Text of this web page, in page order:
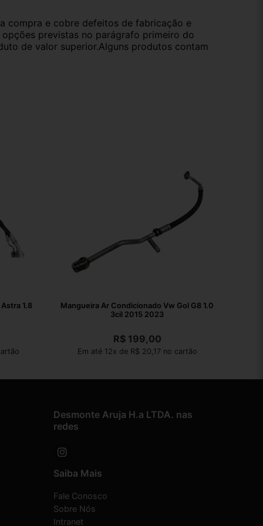
compra e cobre defeitos de fabricação e
previstas no parágrafo primeiro do
de valor superior.Alguns produtos contam
1.8
Mangueira Ar Condicionado Vw Gol G8 1.0
3cil 2015 2023
R$199,00
Em até 12x de R$ 20,17 no cartão
Desmonte Aruja H.a LTDA. nas
redes
Saiba Mais
Fale Conosco
Sobre Nós
Intranet